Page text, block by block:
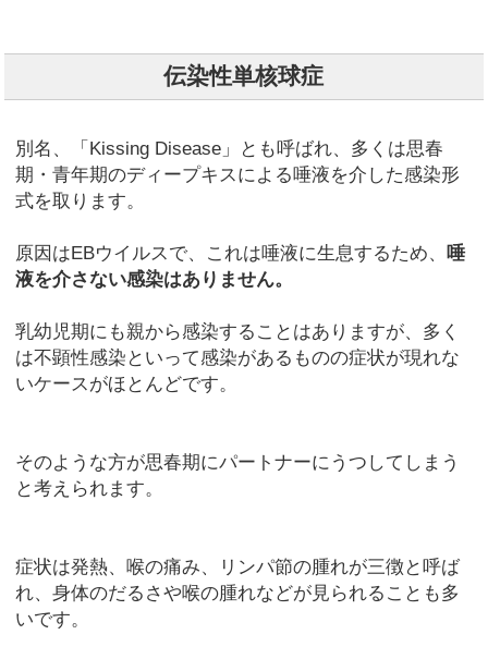
伝染性単核球症
別名、「Kissing Disease」とも呼ばれ、多くは思春
期・青年期のディープキスによる唾液を介した感染形
式を取ります。
原因はEBウイルスで、これは唾液に生息するため、 唾
液を介さない感染はありません。
乳幼児期にも親から感染することはありますが、多く
は不顕性感染といって感染があるものの症状が現れな
いケースがほとんどです。
そのような方が思春期にパートナーにうつしてしまう
と考えられます。
症状は発熱、喉の痛み、リンパ節の腫れが三徴と呼ば
れ、身体のだるさや喉の腫れなどが見られることも多
いです。